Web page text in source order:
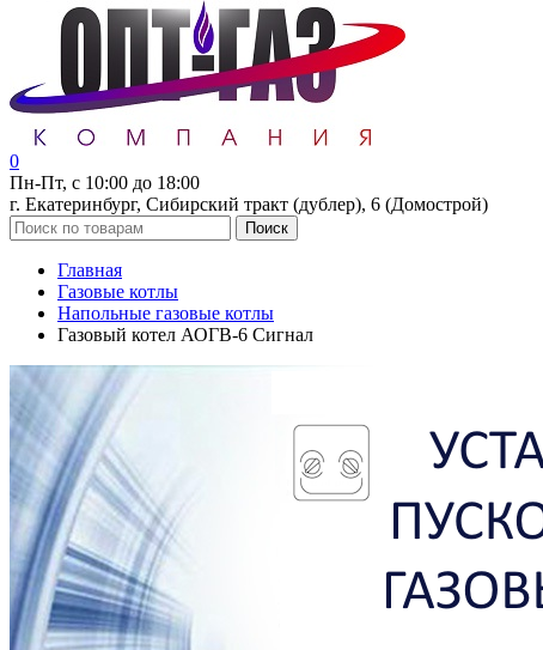
0
Пн-Пт, с 10:00 до 18:00
г. Екатеринбург, Сибирский тракт (дублер), 6 (Домострой)
Поиск
Главная
Газовые котлы
Напольные газовые котлы
Газовый котел АОГВ-6 Сигнал